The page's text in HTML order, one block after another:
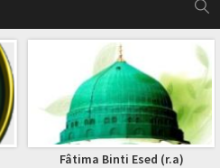
Fâtima Binti Esed (r.a)